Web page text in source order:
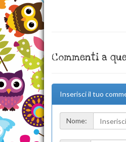
Commenti a
Inserisci il tuo
Nome: